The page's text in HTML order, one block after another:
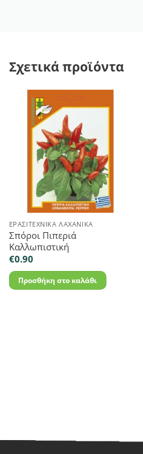
Σχετικά προϊόντα
ΕΡΑΣΙΤΕΧΝΙΚΆ ΛΑΧΑΝΙΚΆ
Σπόροι Πιπεριά
Καλλωπιστική
€0.90
Προσθήκη στο καλάθι